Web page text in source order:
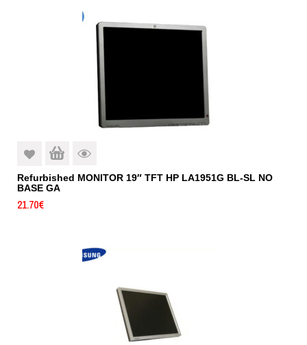
Refurbished MONITOR 19″ TFT HP LA1951G BL-SL NO
BASE GA
21.70€